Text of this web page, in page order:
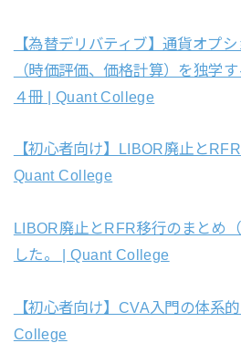
【為替デリバティブ】通貨オプ
（時価評価、価格計算）を独学
４冊 | Quant College
【初心者向け】LIBOR廃止と
Quant College
LIBOR廃止とRFR移行のまとめ
した。 | Quant College
【初心者向け】CVA入門の体系
College